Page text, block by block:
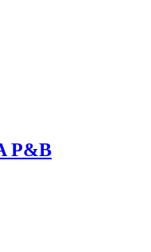
P&B